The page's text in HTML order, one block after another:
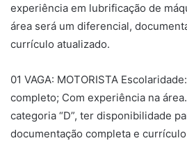
experiência em lubrificação de
área será um diferencial,
currículo atualizado.
01 VAGA: MOTORISTA
completo; Com experiência na
categoria “D”, ter disponibilidade
documentação completa e